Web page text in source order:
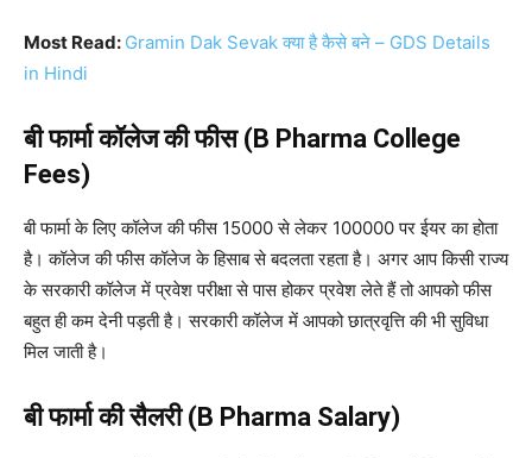
Most Read: Gramin Dak Sevak क्या है कैसे बने – GDS Details
in Hindi
बी फार्मा कॉलेज की फीस (B Pharma College
Fees)
बी फार्मा के लिए कॉलेज की फीस 15000 से लेकर 100000 पर ईयर का होता
है। कॉलेज की फीस कॉलेज के हिसाब से बदलता रहता है। अगर आप किसी राज्य
के सरकारी कॉलेज में प्रवेश परीक्षा से पास होकर प्रवेश लेते हैं तो आपको फीस
बहुत ही कम देनी पड़ती है। सरकारी कॉलेज में आपको छात्रवृत्ति की भी सुविधा
मिल जाती है।
बी फार्मा की सैलरी (B Pharma Salary)